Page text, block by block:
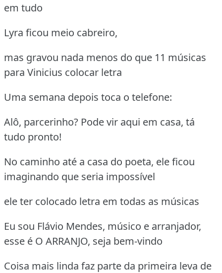
em tudo
Lyra ficou meio cabreiro,
mas gravou nada menos do que 11 músicas
para Vinicius colocar letra
Uma semana depois toca o telefone:
Alô, parcerinho? Pode vir aqui em casa, tá
tudo pronto!
No caminho até a casa do poeta, ele ficou
imaginando que seria impossível
ele ter colocado letra em todas as músicas
Eu sou Flávio Mendes, músico e arranjador,
esse é O ARRANJO, seja bem-vindo
Coisa mais linda faz parte da primeira leva de